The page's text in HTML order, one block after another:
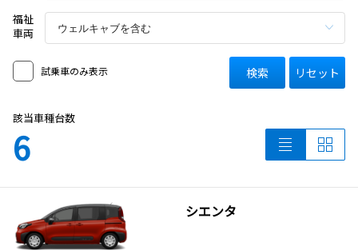
福祉
車両
試乗車のみ表示 検索 リセット
該当車種台数
6
シエンタ